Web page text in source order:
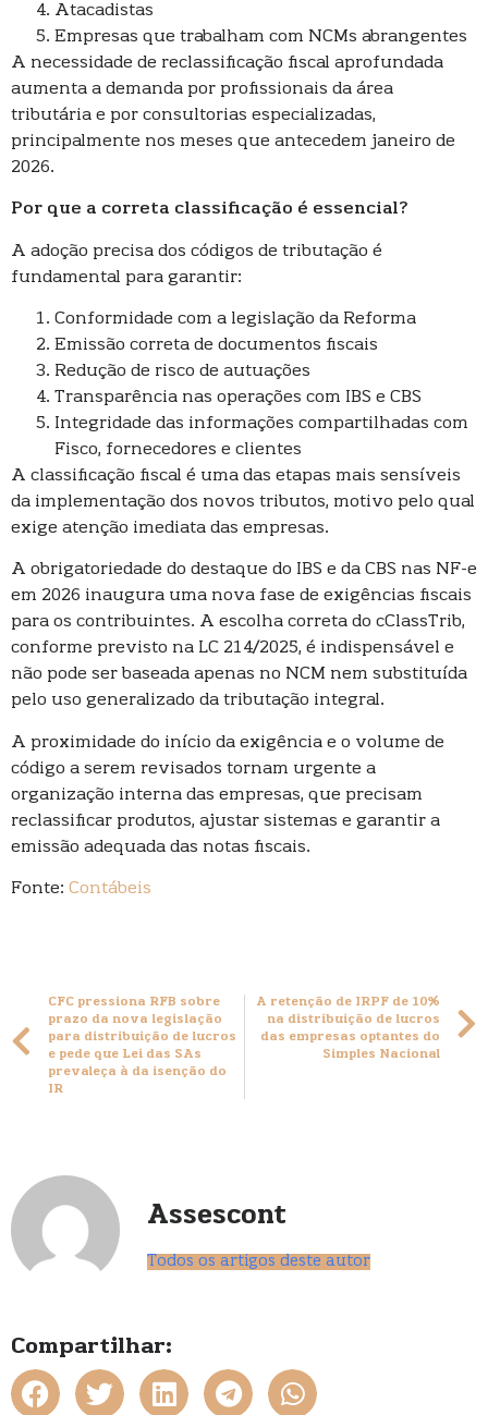
Atacadistas
Empresas que trabalham com NCMs abrangentes
A necessidade de reclassificação fiscal aprofundada
aumenta a demanda por profissionais da área
tributária e por consultorias especializadas,
principalmente nos meses que antecedem janeiro de
2026.
Por que a correta classificação é essencial?
A adoção precisa dos códigos de tributação é
fundamental para garantir:
Conformidade com a legislação da Reforma
Emissão correta de documentos fiscais
Redução de risco de autuações
Transparência nas operações com IBS e CBS
Integridade das informações compartilhadas com
Fisco, fornecedores e clientes
A classificação fiscal é uma das etapas mais sensíveis
da implementação dos novos tributos, motivo pelo qual
exige atenção imediata das empresas.
A obrigatoriedade do destaque do IBS e da CBS nas NF-e
em 2026 inaugura uma nova fase de exigências fiscais
para os contribuintes. A escolha correta do cClassTrib,
conforme previsto na LC 214/2025, é indispensável e
não pode ser baseada apenas no NCM nem substituída
pelo uso generalizado da tributação integral.
A proximidade do início da exigência e o volume de
código a serem revisados tornam urgente a
organização interna das empresas, que precisam
reclassificar produtos, ajustar sistemas e garantir a
emissão adequada das notas fiscais.
Fonte: Contábeis
CFC pressiona RFB sobre
prazo da nova legislação
para distribuição de lucros
e pede que Lei das SAs
prevaleça à da isenção do
IR
A retenção de IRPF de 10%
na distribuição de lucros
das empresas optantes do
Simples Nacional
Assescont
Todos os artigos deste autor
Compartilhar: